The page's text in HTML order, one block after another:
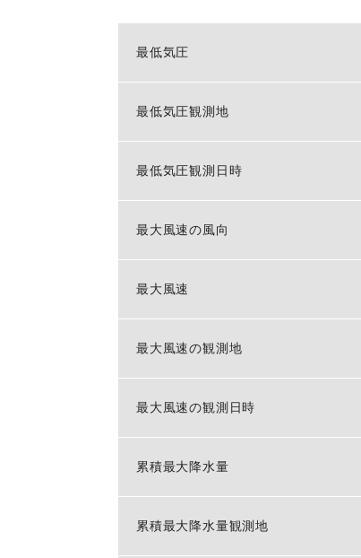
最低気圧
最低気圧観測地
最低気圧観測日時
最大風速の風向
最大風速
最大風速の観測地
最大風速の観測日時
累積最大降水量
累積最大降水量観測地